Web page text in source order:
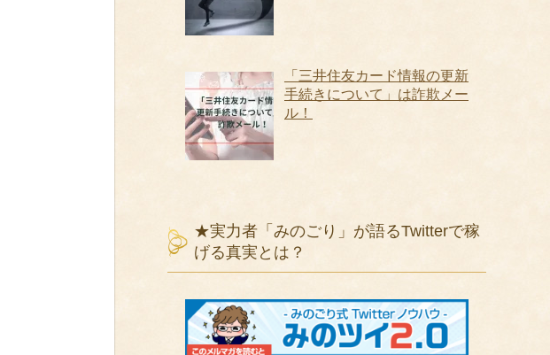
「三井住友カード情報の更新
手続きについて」は詐欺メー
ル！
★実力者「みのごり」が語るTwitterで稼
げる真実とは？